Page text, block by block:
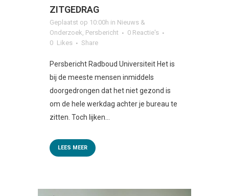
ZITGEDRAG
Geplaatst op 10:00h in Nieuws &
Onderzoek Persbericht
0 Reactie's
0 Likes Share
Persbericht Radboud Universiteit Het is
bij de meeste mensen inmiddels
doorgedrongen dat het niet gezond is
om de hele werkdag achter je bureau te
zitten. Toch lijken...
LEES MEER